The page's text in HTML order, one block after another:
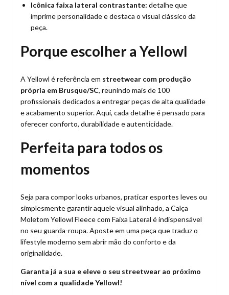
Icônica faixa lateral contrastante: detalhe que
imprime personalidade e destaca o visual clássico da
peça.
Porque escolher a Yellowl
A Yellowl é referência em streetwear com produção
própria em Brusque/SC, reunindo mais de 100
profissionais dedicados a entregar peças de alta qualidade
e acabamento superior. Aqui, cada detalhe é pensado para
oferecer conforto, durabilidade e autenticidade.
Perfeita para todos os
momentos
Seja para compor looks urbanos, praticar esportes leves ou
simplesmente garantir aquele visual alinhado, a Calça
Moletom Yellowl Fleece com Faixa Lateral é indispensável
no seu guarda-roupa. Aposte em uma peça que traduz o
lifestyle moderno sem abrir mão do conforto e da
originalidade.
Garanta já a sua e eleve o seu streetwear ao próximo
nível com a qualidade Yellowl!